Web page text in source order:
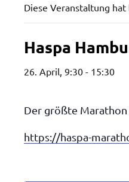
Diese Veranstaltung
Haspa
26. April, 9:30 - 15:30
Der größte
https://haspa-